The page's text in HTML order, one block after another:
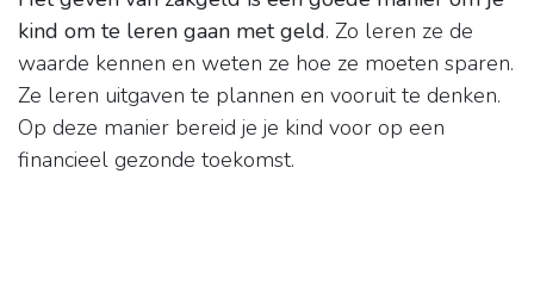
kind om te leren gaan met geld. Zo leren ze de
waarde kennen en weten ze hoe ze moeten sparen.
Ze leren uitgaven te plannen en vooruit te denken.
Op deze manier bereid je je kind voor op een
financieel gezonde toekomst.